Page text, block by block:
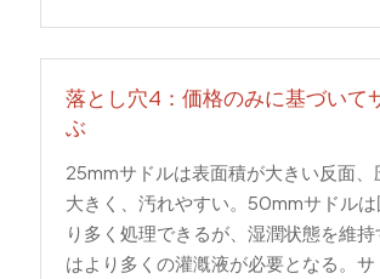
落とし穴4：価格のみに基づいて
ぶ
25mmサドルは表面積が大きい反面、
大きく、汚れやすい。50mmサドルは
り多く処理できるが、湿潤状態を維持
はより多くの灌漑液が必要となる。